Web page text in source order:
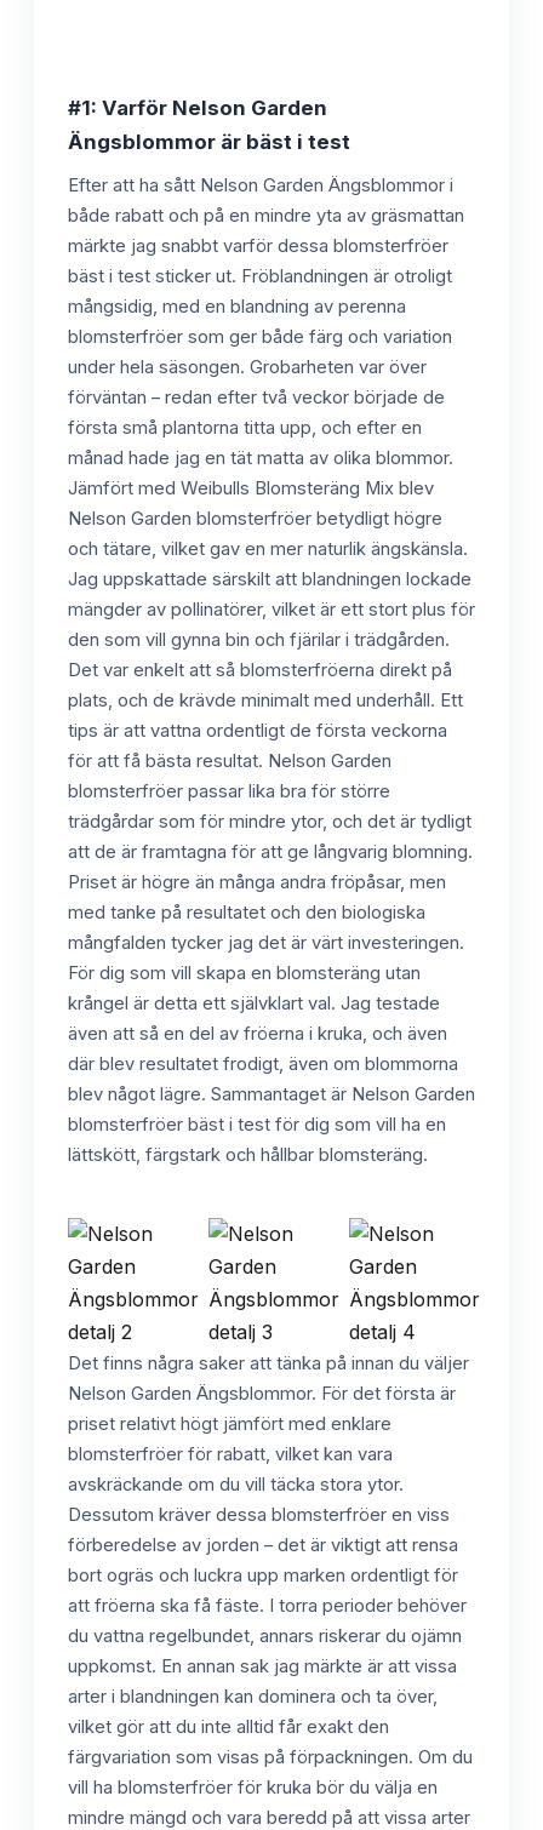
#1: Varför Nelson Garden
Ängsblommor är bäst i test
Efter att ha sått Nelson Garden Ängsblommor i
både rabatt och på en mindre yta av gräsmattan
märkte jag snabbt varför dessa blomsterfröer
bäst i test sticker ut. Fröblandningen är otroligt
mångsidig, med en blandning av perenna
blomsterfröer som ger både färg och variation
under hela säsongen. Grobarheten var över
förväntan – redan efter två veckor började de
första små plantorna titta upp, och efter en
månad hade jag en tät matta av olika blommor.
Jämfört med Weibulls Blomsteräng Mix blev
Nelson Garden blomsterfröer betydligt högre
och tätare, vilket gav en mer naturlik ängskänsla.
Jag uppskattade särskilt att blandningen lockade
mängder av pollinatörer, vilket är ett stort plus för
den som vill gynna bin och fjärilar i trädgården.
Det var enkelt att så blomsterfröerna direkt på
plats, och de krävde minimalt med underhåll. Ett
tips är att vattna ordentligt de första veckorna
för att få bästa resultat. Nelson Garden
blomsterfröer passar lika bra för större
trädgårdar som för mindre ytor, och det är tydligt
att de är framtagna för att ge långvarig blomning.
Priset är högre än många andra fröpåsar, men
med tanke på resultatet och den biologiska
mångfalden tycker jag det är värt investeringen.
För dig som vill skapa en blomsteräng utan
krångel är detta ett självklart val. Jag testade
även att så en del av fröerna i kruka, och även
där blev resultatet frodigt, även om blommorna
blev något lägre. Sammantaget är Nelson Garden
blomsterfröer bäst i test för dig som vill ha en
lättskött, färgstark och hållbar blomsteräng.
Det finns några saker att tänka på innan du väljer
Nelson Garden Ängsblommor. För det första är
priset relativt högt jämfört med enklare
blomsterfröer för rabatt, vilket kan vara
avskräckande om du vill täcka stora ytor.
Dessutom kräver dessa blomsterfröer en viss
förberedelse av jorden – det är viktigt att rensa
bort ogräs och luckra upp marken ordentligt för
att fröerna ska få fäste. I torra perioder behöver
du vattna regelbundet, annars riskerar du ojämn
uppkomst. En annan sak jag märkte är att vissa
arter i blandningen kan dominera och ta över,
vilket gör att du inte alltid får exakt den
färgvariation som visas på förpackningen. Om du
vill ha blomsterfröer för kruka bör du välja en
mindre mängd och vara beredd på att vissa arter